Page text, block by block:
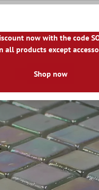
De Sticlă
now with the code
all products except
Shop now